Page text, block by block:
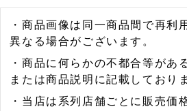
・商品画像は同一商品間で再利
異なる場合がございます。
・商品に何らかの不都合等があ
または商品説明に記載しており
・当店は系列店舗ごとに販売価